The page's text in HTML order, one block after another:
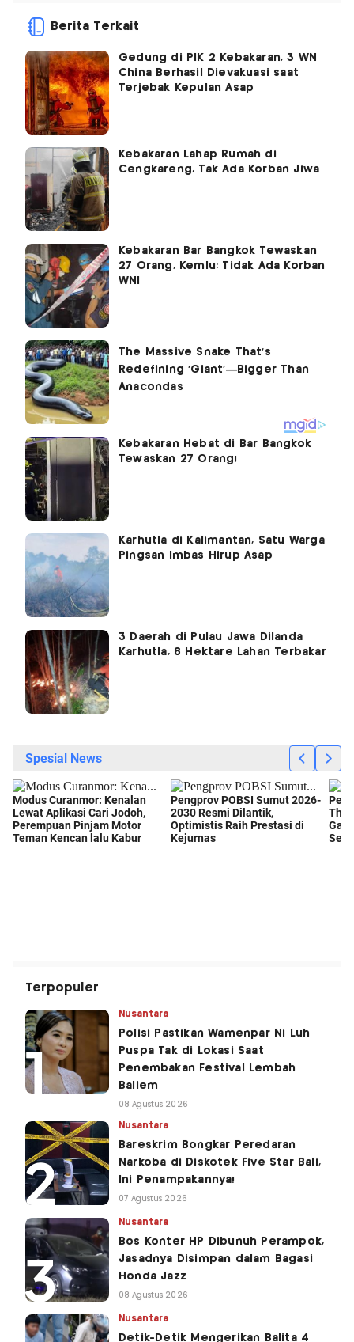
Berita Terkait
Gedung di PIK 2 Kebakaran, 3 WN
China Berhasil Dievakuasi saat
Terjebak Kepulan Asap
Kebakaran Lahap Rumah di
Cengkareng, Tak Ada Korban Jiwa
Kebakaran Bar Bangkok Tewaskan
27 Orang, Kemlu: Tidak Ada Korban
WNI
Kebakaran Hebat di Bar Bangkok
Tewaskan 27 Orang!
Karhutla di Kalimantan, Satu Warga
Pingsan Imbas Hirup Asap
3 Daerah di Pulau Jawa Dilanda
Karhutla, 8 Hektare Lahan Terbakar
Terpopuler
Nusantara
Polisi Pastikan Wamenpar Ni Luh
Puspa Tak di Lokasi Saat
Penembakan Festival Lembah
Baliem
08 Agustus 2026
Nusantara
Bareskrim Bongkar Peredaran
Narkoba di Diskotek Five Star Bali,
Ini Penampakannya!
07 Agustus 2026
Nusantara
Bos Konter HP Dibunuh Perampok,
Jasadnya Disimpan dalam Bagasi
Honda Jazz
08 Agustus 2026
Nusantara
Detik-Detik Mengerikan Balita 4